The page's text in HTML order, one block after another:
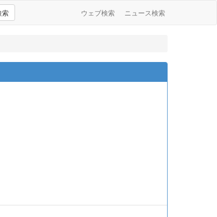
索 ウェブ検索 ニュース検索